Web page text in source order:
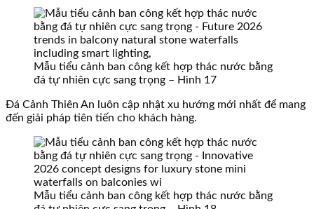
Mẫu tiểu cảnh ban công kết hợp thác nước bằng
đá tự nhiên cực sang trọng – Hình 17
Đá Cảnh Thiên An luôn cập nhật xu hướng mới nhất để mang
đến giải pháp tiên tiến cho khách hàng.
Mẫu tiểu cảnh ban công kết hợp thác nước bằng